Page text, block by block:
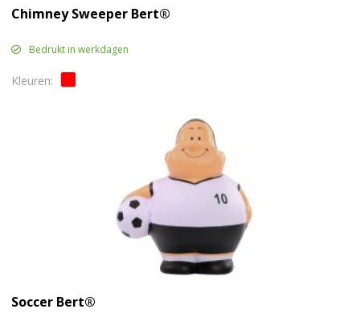
Chimney Sweeper Bert®
Bedrukt in werkdagen
Soccer Bert®